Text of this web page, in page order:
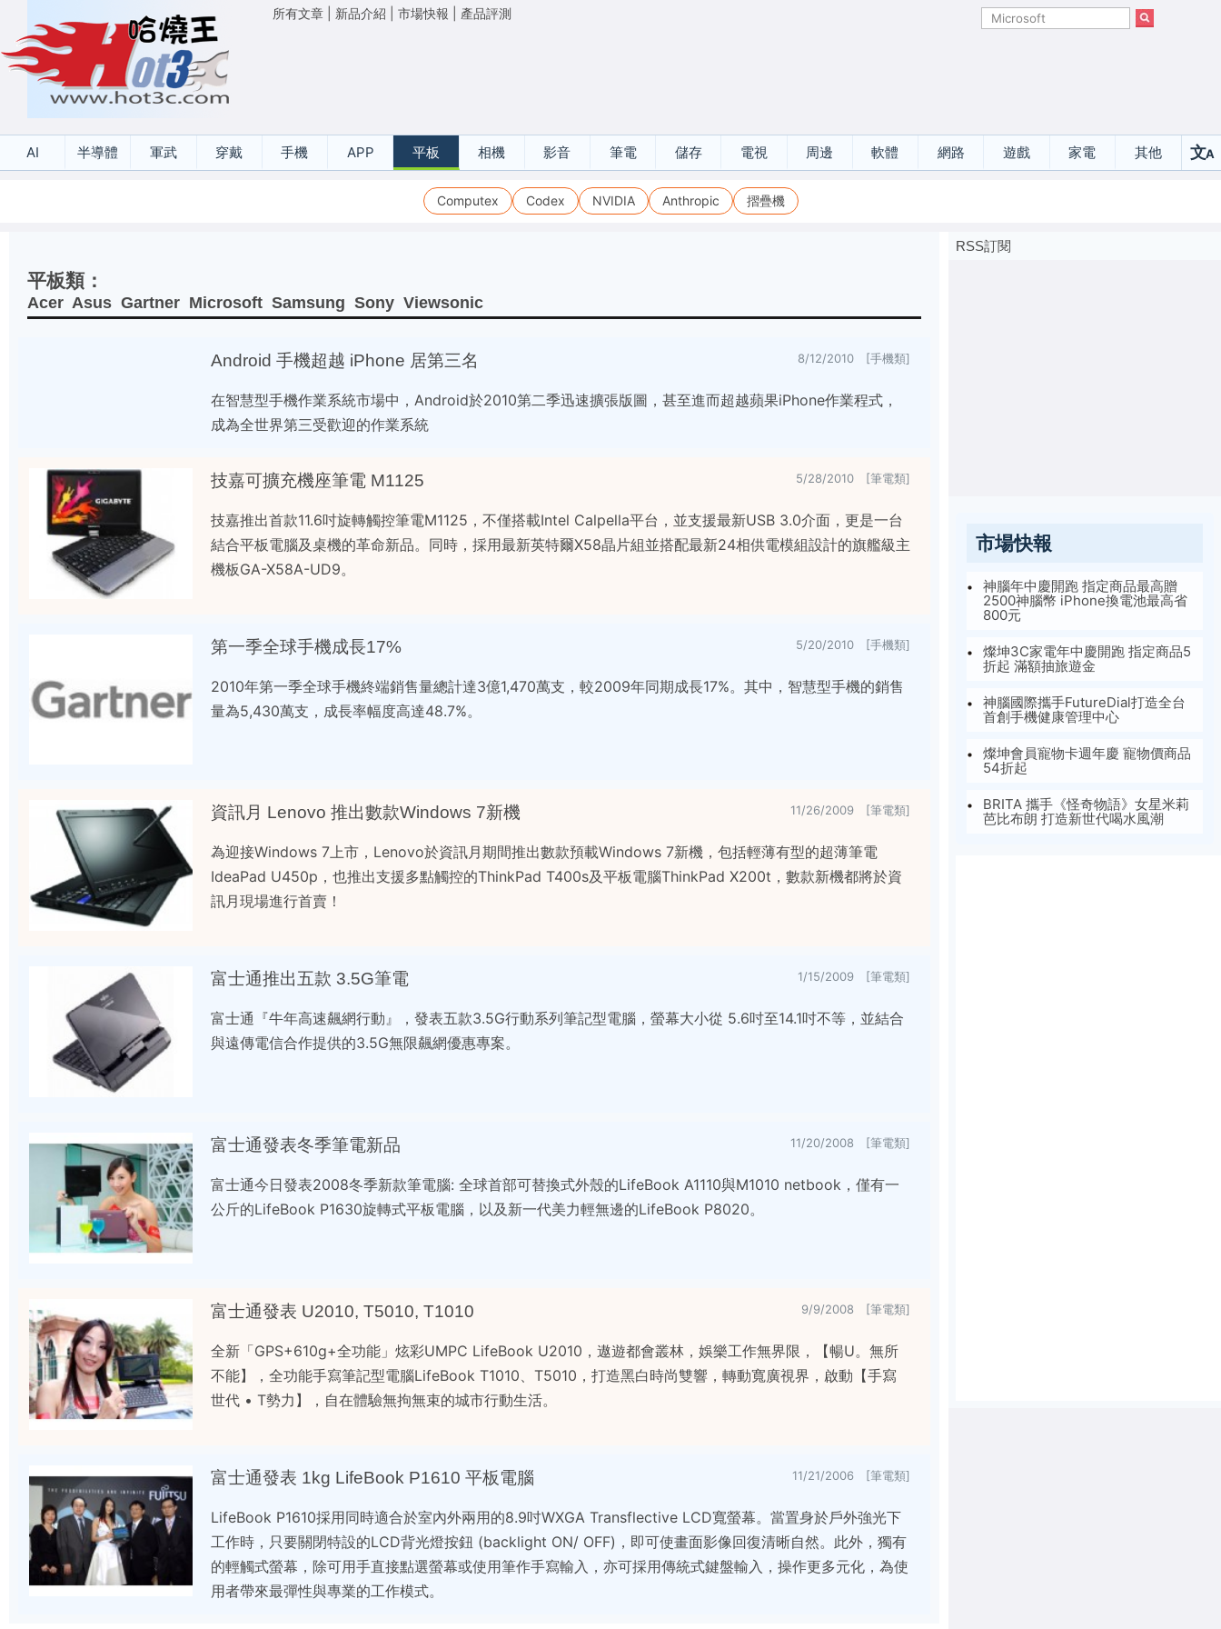
所有文章 新品介紹 市場快報 產品評測
AI 半導體 軍武 穿戴 手機 APP 平板 相機 影音 筆電 儲存 電視 周邊 軟體 網路 遊戲 家電 其他 文A
Computex Codex NVIDIA Anthropic 摺疊機
平板類：
Acer Asus Gartner Microsoft Samsung Sony Viewsonic
Android 手機超越 iPhone 居第三名 8/12/2010 [手機類]
在智慧型手機作業系統市場中，Android於2010第二季迅速擴張版圖，甚至進而超越蘋果iPhone作業程式，
成為全世界第三受歡迎的作業系統
技嘉可擴充機座筆電 M1125 5/28/2010 [筆電類]
技嘉推出首款11.6吋旋轉觸控筆電M1125，不僅搭載Intel Calpella平台，並支援最新USB 3.0介面，更是一台
結合平板電腦及桌機的革命新品。同時，採用最新英特爾X58晶片組並搭配最新24相供電模組設計的旗艦級主
機板GA-X58A-UD9。
第一季全球手機成長17% 5/20/2010 [手機類]
2010年第一季全球手機終端銷售量總計達3億1,470萬支，較2009年同期成長17%。其中，智慧型手機的銷售
量為5,430萬支，成長率幅度高達48.7%。
資訊月 Lenovo 推出數款Windows 7新機 11/26/2009 [筆電類]
為迎接Windows 7上市，Lenovo於資訊月期間推出數款預載Windows 7新機，包括輕薄有型的超薄筆電
IdeaPad U450p，也推出支援多點觸控的ThinkPad T400s及平板電腦ThinkPad X200t，數款新機都將於資
訊月現場進行首賣！
富士通推出五款 3.5G筆電 1/15/2009 [筆電類]
富士通『牛年高速飆網行動』，發表五款3.5G行動系列筆記型電腦，螢幕大小從 5.6吋至14.1吋不等，並結合
與遠傳電信合作提供的3.5G無限飆網優惠專案。
富士通發表冬季筆電新品 11/20/2008 [筆電類]
富士通今日發表2008冬季新款筆電腦: 全球首部可替換式外殼的LifeBook A1110與M1010 netbook，僅有一
公斤的LifeBook P1630旋轉式平板電腦，以及新一代美力輕無邊的LifeBook P8020。
富士通發表 U2010, T5010, T1010 9/9/2008 [筆電類]
全新「GPS+610g+全功能」炫彩UMPC LifeBook U2010，遨遊都會叢林，娛樂工作無界限，【暢U。無所
不能】，全功能手寫筆記型電腦LifeBook T1010、T5010，打造黑白時尚雙響，轉動寬廣視界，啟動【手寫
世代 • T勢力】，自在體驗無拘無束的城市行動生活。
富士通發表 1kg LifeBook P1610 平板電腦 11/21/2006 [筆電類]
LifeBook P1610採用同時適合於室內外兩用的8.9吋WXGA Transflective LCD寬螢幕。當置身於戶外強光下
工作時，只要關閉特設的LCD背光燈按鈕 (backlight ON/ OFF)，即可使畫面影像回復清晰自然。此外，獨有
的輕觸式螢幕，除可用手直接點選螢幕或使用筆作手寫輸入，亦可採用傳統式鍵盤輸入，操作更多元化，為使
用者帶來最彈性與專業的工作模式。
RSS訂閱
市場快報
神腦年中慶開跑 指定商品最高贈
2500神腦幣 iPhone換電池最高省
800元
燦坤3C家電年中慶開跑 指定商品5
折起 滿額抽旅遊金
神腦國際攜手FutureDial打造全台
首創手機健康管理中心
燦坤會員寵物卡週年慶 寵物價商品
54折起
BRITA 攜手《怪奇物語》女星米莉
芭比布朗 打造新世代喝水風潮